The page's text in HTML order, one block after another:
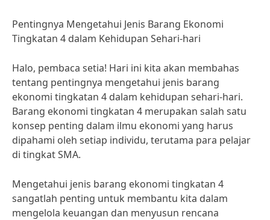
Pentingnya Mengetahui Jenis Barang Ekonomi
Tingkatan 4 dalam Kehidupan Sehari-hari
Halo, pembaca setia! Hari ini kita akan membahas
tentang pentingnya mengetahui jenis barang
ekonomi tingkatan 4 dalam kehidupan sehari-hari.
Barang ekonomi tingkatan 4 merupakan salah satu
konsep penting dalam ilmu ekonomi yang harus
dipahami oleh setiap individu, terutama para pelajar
di tingkat SMA.
Mengetahui jenis barang ekonomi tingkatan 4
sangatlah penting untuk membantu kita dalam
mengelola keuangan dan menyusun rencana